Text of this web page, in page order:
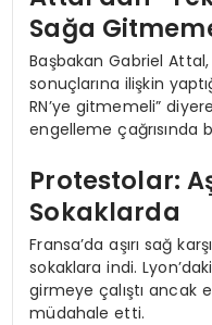
Sağa
Başbakan Gabriel
sonuçlarına ilişkin
RN’ye gitmemeli”
engelleme çağrısında
Protestolar:
Sokaklarda
Fransa’da aşırı sağ
sokaklara indi.
girmeye çalıştı ancak
müdahale etti.